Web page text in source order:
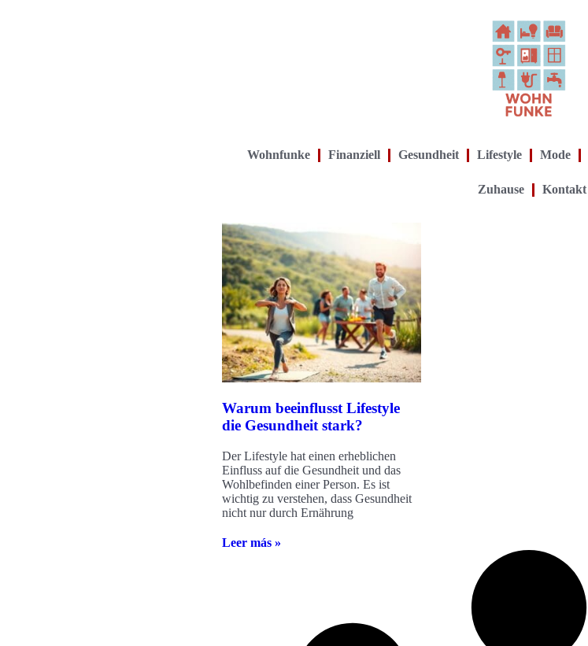
Wohnfunke Finanziell Gesundheit Lifestyle Mode
Zuhause Kontakt
Warum beeinflusst Lifestyle
die Gesundheit stark?
Der Lifestyle hat einen erheblichen
Einfluss auf die Gesundheit und das
Wohlbefinden einer Person. Es ist
wichtig zu verstehen, dass Gesundheit
nicht nur durch Ernährung
Leer más »